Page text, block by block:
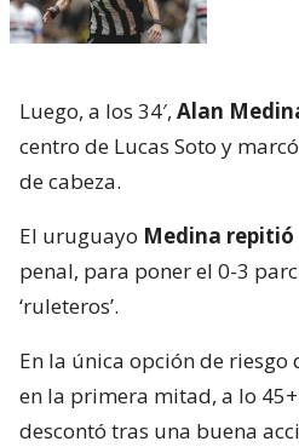
Luego, a los 34′, Alan
centro de Lucas Soto y
de cabeza.
El uruguayo Medina repitió
penal, para poner el 0-3
‘ruleteros’.
En la única opción de
en la primera mitad, a lo
descontó tras una buena